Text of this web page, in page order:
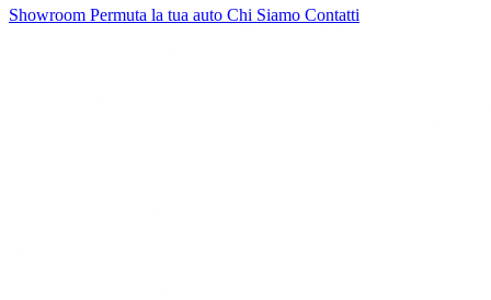
Showroom Permuta la tua auto Chi Siamo Contatti